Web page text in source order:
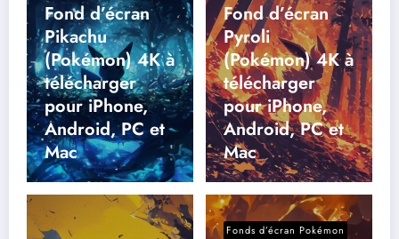
Fond d’écran
Pikachu
(Pokémon) 4K à
télécharger
pour iPhone,
Android, PC et
Mac
Fond d’écran
Pyroli
(Pokémon) 4K à
télécharger
pour iPhone,
Android, PC et
Mac
Fonds d’écran Pokémon